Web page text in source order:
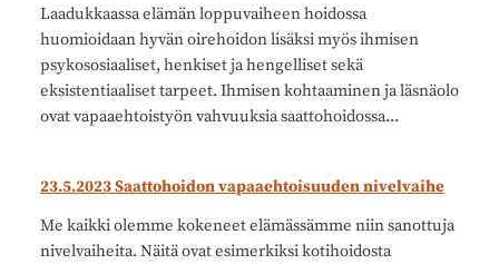
Laadukkaassa elämän loppuvaiheen hoidossa
huomioidaan hyvän oirehoidon lisäksi myös ihmisen
psykososiaaliset, henkiset ja hengelliset sekä
eksistentiaaliset tarpeet. Ihmisen kohtaaminen ja läsnäolo
ovat vapaaehtoistyön vahvuuksia saattohoidossa...
23.5.2023 Saattohoidon vapaaehtoisuuden nivelvaihe
Me kaikki olemme kokeneet elämässämme niin sanottuja
nivelvaiheita. Näitä ovat esimerkiksi kotihoidosta